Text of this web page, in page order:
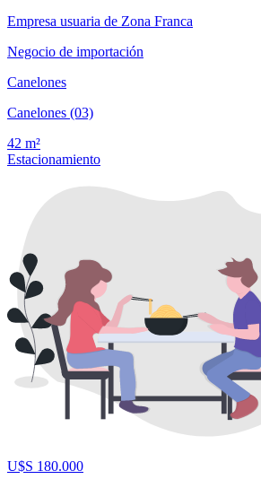
Empresa usuaria de Zona Franca
Negocio de importación
Canelones
Canelones (03)
42 m²
Estacionamiento
U$S 180.000